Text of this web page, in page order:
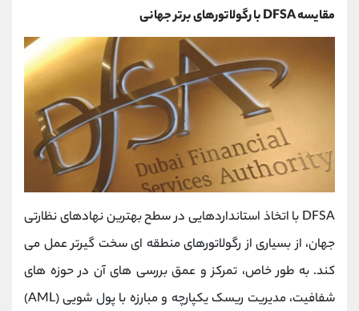
مقایسه DFSA با رگولاتورهای برتر جهانی
DFSA با اتخاذ استانداردهایی در سطح بهترین نهادهای نظارتی
جهان، از بسیاری از رگولاتورهای منطقه ‌ای سخت‌ گیرتر عمل می‌
کند. به‌ طور خاص، تمرکز و عمق بررسی ‌های آن در حوزه ‌های
شفافیت، مدیریت ریسک یکپارچه و مبارزه با پول ‌شویی (AML)